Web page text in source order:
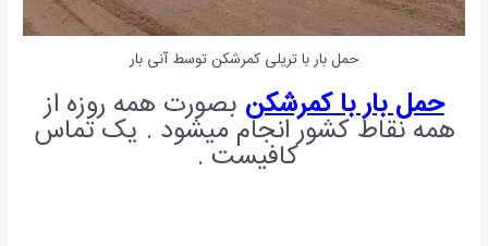
حمل بار با تریلی کمرشکن توسط آنی بار
حمل بار با کمرشکن بصورت همه روزه از
همه نقاط کشور انجام میشود . یک تماس
کافیست .